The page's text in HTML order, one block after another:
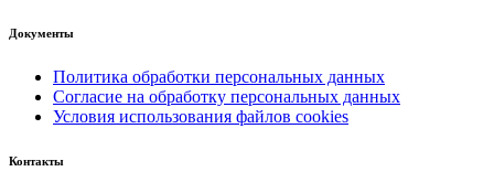
Документы
Политика обработки персональных данных
Согласие на обработку персональных данных
Условия использования файлов cookies
Контакты